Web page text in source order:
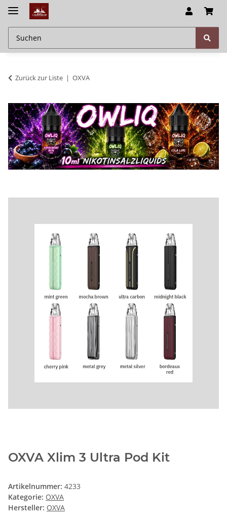
Zurück zur Liste OXVA
OXVA Xlim 3 Ultra Pod Kit
Artikelnummer: 4233
Kategorie: OXVA
Hersteller: OXVA